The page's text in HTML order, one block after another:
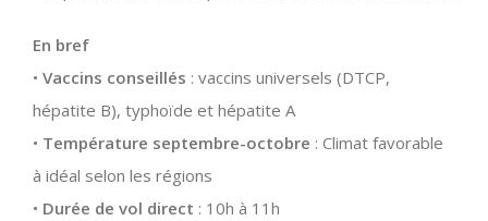
En bref
• Vaccins conseillés : vaccins universels (DTCP,
hépatite B), typhoïde et hépatite A
• Température septembre-octobre : Climat favorable
à idéal selon les régions
• Durée de vol direct : 10h à 11h